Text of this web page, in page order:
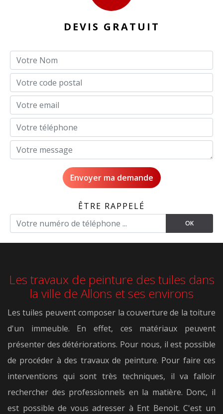
DEVIS GRATUIT
ÊTRE RAPPELÉ
Les travaux de peinture des tuiles dans
la ville de Allons et ses environs
Les tuiles peuvent composer la couverture de la toiture
d'un immeuble. En effet, ces matériaux peuvent
présenter des détériorations. Pour nous, il est possible
de procéder à des travaux de peinture. Pour faire ces
interventions qui sont très techniques, il va falloir
rechercher des professionnels en la matière. Donc, il
est possible de vous adresser à Ent Benoit. C'est un